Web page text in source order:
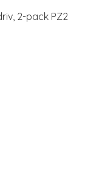
2-pack PZ2